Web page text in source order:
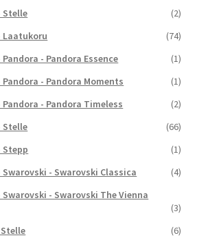
Stelle
(2)
Laatukoru
(74)
- Pandora Essence
(1)
- Pandora Moments
(1)
- Pandora Timeless
(2)
Stelle
(66)
Stepp
(1)
- Swarovski Classica
(4)
- Swarovski The Vienna
(3)
(6)